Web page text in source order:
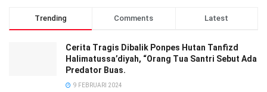
Trending Comments Latest
Cerita Tragis Dibalik Ponpes Hutan Tanfizd
Halimatussa’diyah, “Orang Tua Santri Sebut Ada
Predator Buas.
9 FEBRUARI 2024